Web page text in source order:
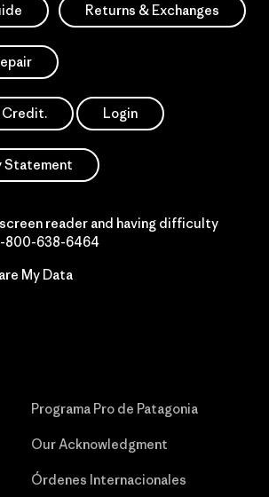
Returns & Exchanges
Credit. Login
Statement
reader and having difficulty
800-638-6464
My Data
Programa Pro de Patagonia
Our Acknowledgment
Órdenes Internacionales